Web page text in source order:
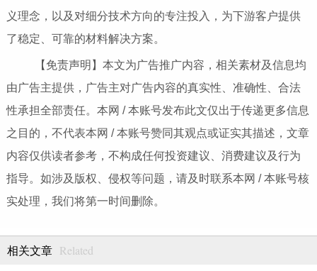
义理念，以及对细分技术方向的专注投入，为下游客户提供
了稳定、可靠的材料解决方案。
【免责声明】本文为广告推广内容，相关素材及信息均
由广告主提供，广告主对广告内容的真实性、准确性、合法
性承担全部责任。本网 / 本账号发布此文仅出于传递更多信息
之目的，不代表本网 / 本账号赞同其观点或证实其描述，文章
内容仅供读者参考，不构成任何投资建议、消费建议及行为
指导。如涉及版权、侵权等问题，请及时联系本网 / 本账号核
实处理，我们将第一时间删除。
相关文章 Related